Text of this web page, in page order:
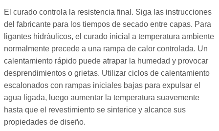
El curado controla la resistencia final. Siga las instrucciones
del fabricante para los tiempos de secado entre capas. Para
ligantes hidráulicos, el curado inicial a temperatura ambiente
normalmente precede a una rampa de calor controlada. Un
calentamiento rápido puede atrapar la humedad y provocar
desprendimientos o grietas. Utilizar ciclos de calentamiento
escalonados con rampas iniciales bajas para expulsar el
agua ligada, luego aumentar la temperatura suavemente
hasta que el revestimiento se sinterice y alcance sus
propiedades de diseño.